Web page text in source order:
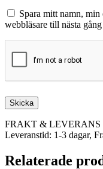
Spara mitt namn, min
webbläsare till nästa
FRAKT & LEVERANS
Leveranstid: 1-3 dagar,
Relaterade